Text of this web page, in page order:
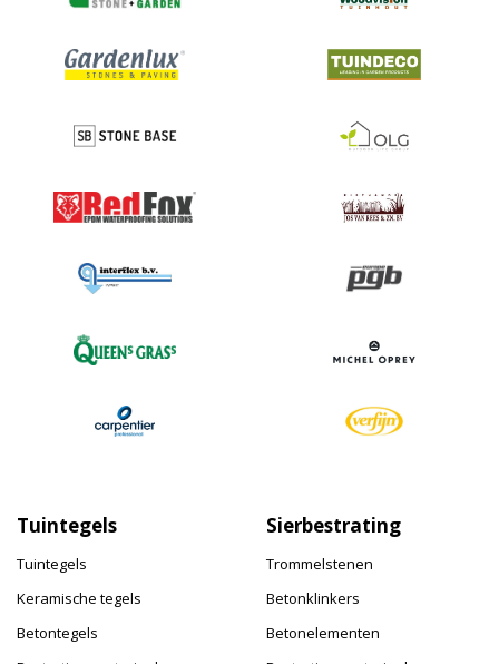
Tuintegels
Tuintegels
Keramische tegels
Betontegels
Sierbestrating
Trommelstenen
Betonklinkers
Betonelementen